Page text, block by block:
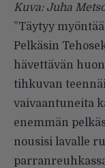
Kuva: Juha
”Täytyy
Pelkäsin
hävettävän
tihkuvan
vaivaantuneita
enemmän
nousisi lavalle